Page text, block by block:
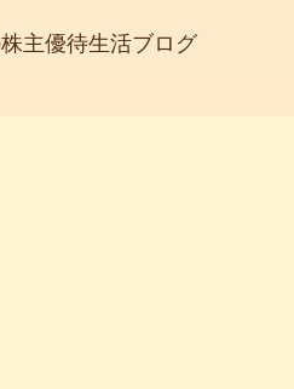
主優待生活ブログ